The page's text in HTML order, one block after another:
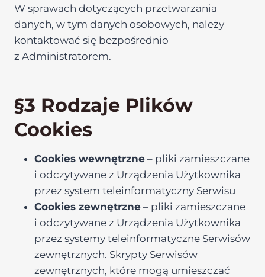
W sprawach dotyczących przetwarzania
danych, w tym danych osobowych, należy
kontaktować się bezpośrednio
z Administratorem.
§3 Rodzaje Plików
Cookies
Cookies wewnętrzne – pliki zamieszczane
i odczytywane z Urządzenia Użytkownika
przez system teleinformatyczny Serwisu
Cookies zewnętrzne – pliki zamieszczane
i odczytywane z Urządzenia Użytkownika
przez systemy teleinformatyczne Serwisów
zewnętrznych. Skrypty Serwisów
zewnętrznych, które mogą umieszczać